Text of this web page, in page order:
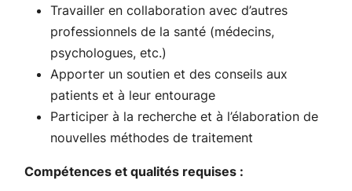
Travailler en collaboration avec d’autres
professionnels de la santé (médecins,
psychologues, etc.)
Apporter un soutien et des conseils aux
patients et à leur entourage
Participer à la recherche et à l’élaboration de
nouvelles méthodes de traitement
Compétences et qualités requises :